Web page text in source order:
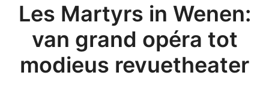
Les Martyrs in Wenen:
van grand opéra tot
modieus revuetheater